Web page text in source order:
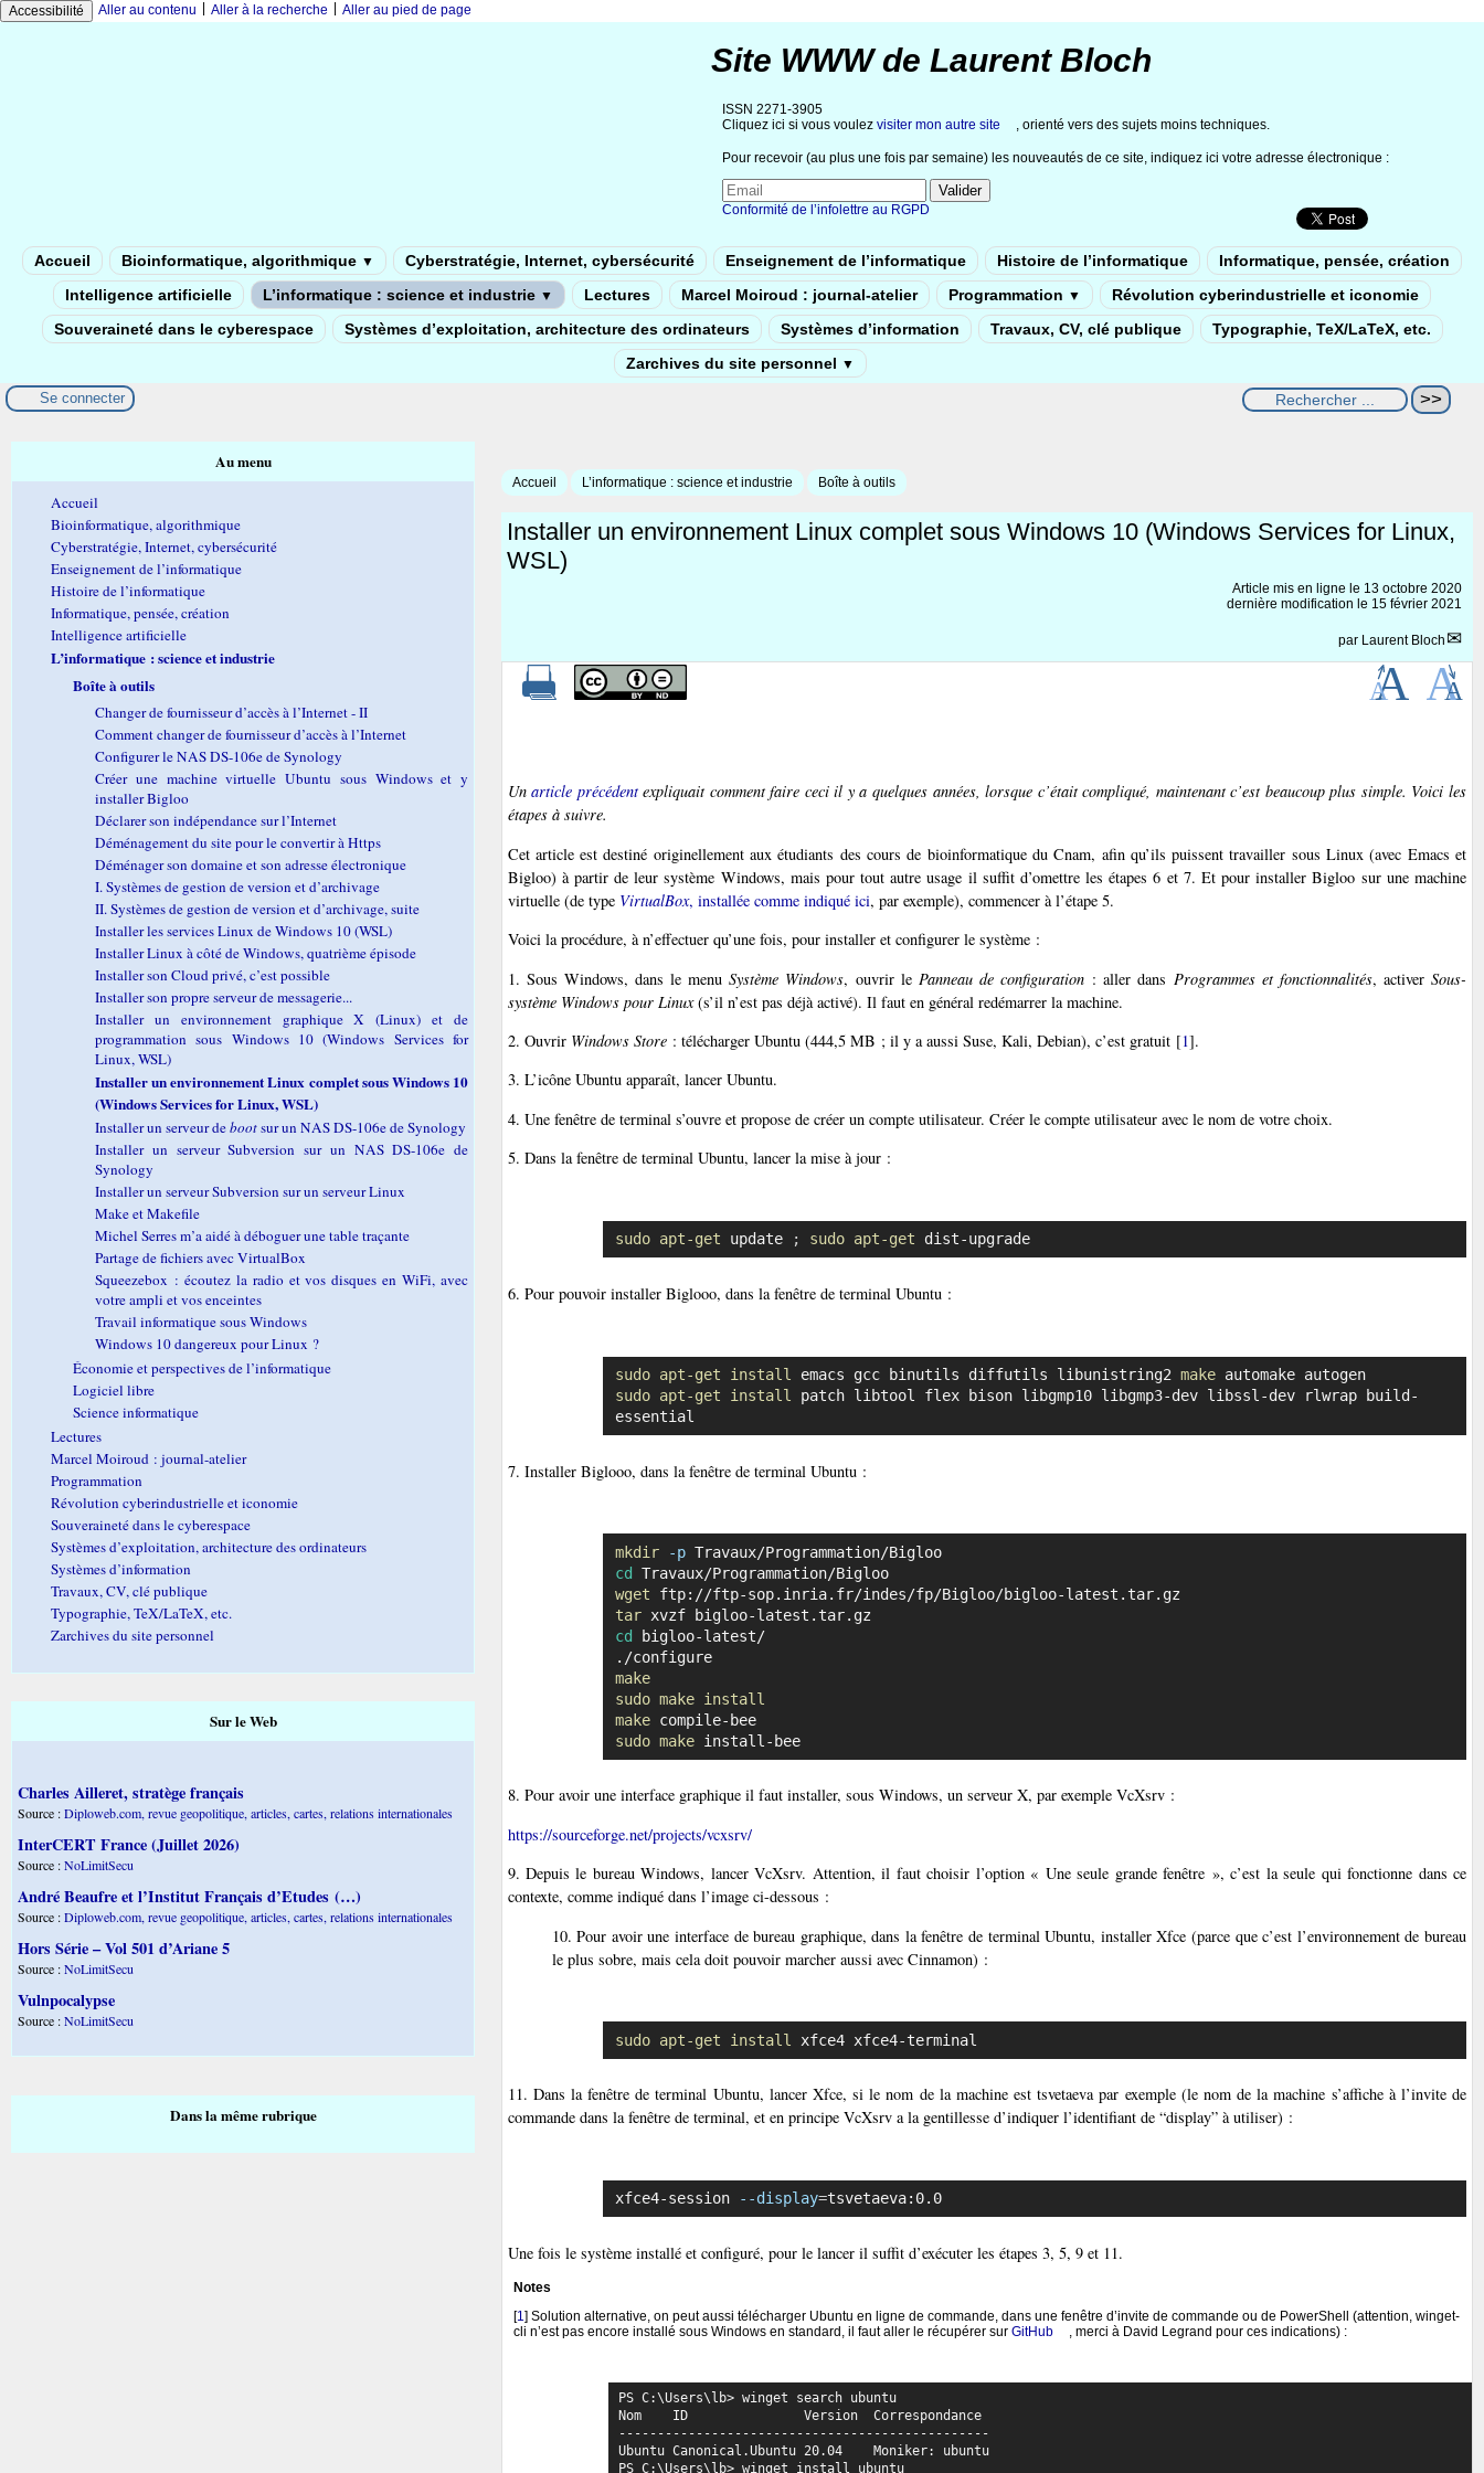
Accessibilité Aller au contenu Aller à la recherche Aller au pied de page
Site WWW de Laurent Bloch
ISSN 2271-3905
Cliquez ici si vous voulez visiter mon autre site , orienté vers des sujets moins techniques.
Pour recevoir (au plus une fois par semaine) les nouveautés de ce site, indiquez ici votre adresse électronique :
Conformité de l’infolettre au RGPD
Accueil Bioinformatique, algorithmique ▼ Cyberstratégie, Internet, cybersécurité Enseignement de l’informatique Histoire de l’informatique
Informatique, pensée, création
Intelligence artificielle
L’informatique : science et industrie ▼ Lectures Marcel Moiroud : journal-atelier Programmation ▼
Révolution cyberindustrielle et iconomie
Souveraineté dans le cyberespace
Systèmes d’exploitation, architecture des ordinateurs Systèmes d’information Travaux, CV, clé publique
Typographie, TeX/LaTeX, etc.
Zarchives du site personnel ▼
Se connecter
Accueil L’informatique : science et industrie Boîte à outils
Installer un environnement Linux complet sous Windows 10 (Windows Services for Linux,
WSL)
Article mis en ligne le 13 octobre 2020
dernière modification le 15 février 2021
par Laurent Bloch
Unarticle précédentexpliquait comment faire ceci il y a quelques années, lorsque c’était compliqué, maintenant c’est beaucoup plus simple. Voici les
étapes à suivre.
Cet article est destiné originellement aux étudiants des cours de bioinformatique du Cnam, afin qu’ils puissent travailler sous Linux (avec Emacs et
Bigloo) à partir de leur système Windows, mais pour tout autre usage il suffit d’omettre les étapes 6 et 7. Et pour installer Bigloo sur une machine
virtuelle (de type VirtualBox, installée comme indiqué ici, par exemple), commencer à l’étape 5.
Voici la procédure, à n’effectuer qu’une fois, pour installer et configurer le système :
1. Sous Windows, dans le menuSystème Windows, ouvrir le Panneau de configuration : aller dans Programmes et fonctionnalités, activerSous-
système Windows pour Linux(s’il n’est pas déjà activé). Il faut en général redémarrer la machine.
2. Ouvrir Windows Store: télécharger Ubuntu (444,5 MB ; il y a aussi Suse, Kali, Debian), c’est gratuit[1].
3. L’icône Ubuntu apparaît, lancer Ubuntu.
4. Une fenêtre de terminal s’ouvre et propose de créer un compte utilisateur. Créer le compte utilisateur avec le nom de votre choix.
5. Dans la fenêtre de terminal Ubuntu, lancer la mise à jour :
sudo apt-get update ; sudo apt-get dist-upgrade
6. Pour pouvoir installer Biglooo, dans la fenêtre de terminal Ubuntu :
sudo apt-get install emacs gcc binutils diffutils libunistring2 make
automake autogen
sudo apt-get install
patch libtool flex bison libgmp10 libgmp3-dev libssl-dev rlwrap build-
essential
7. Installer Biglooo, dans la fenêtre de terminal Ubuntu :
mkdir -p
Travaux/Programmation/Bigloo
cd
Travaux/Programmation/Bigloo
wget
tar
cd bigloo-latest/
make
sudo make install
make
compile-bee
sudo make install-bee
8. Pour avoir une interface graphique il faut installer, sous Windows, un serveur X, par exemple VcXsrv :
https://sourceforge.net/projects/vcxsrv/
9. Depuis le bureau Windows, lancer VcXsrv. Attention, il faut choisir l’option « Une seule grande fenêtre », c’est la seule qui fonctionne dans ce
contexte, comme indiqué dans l’image ci-dessous :
10. Pour avoir une interface de bureau graphique, dans la fenêtre de terminal Ubuntu, installer Xfce (parce que c’est l’environnement de bureau
le plus sobre, mais cela doit pouvoir marcher aussi avec Cinnamon) :
sudo apt-get install xfce4 xfce4-terminal
11. Dans la fenêtre de terminal Ubuntu, lancer Xfce, si le nom de la machine est tsvetaeva par exemple (le nom de la machine s’affiche à l’invite de
commande dans la fenêtre de terminal, et en principe VcXsrv a la gentillesse d’indiquer l’identifiant de “display” à utiliser) :
xfce4-session --display=tsvetaeva:0.0
Une fois le système installé et configuré, pour le lancer il suffit d’exécuter les étapes 3, 5, 9 et 11.
Notes
[1] Solution alternative, on peut aussi télécharger Ubuntu en ligne de commande, dans une fenêtre d’invite de commande ou de PowerShell (attention, winget-
cli n’est pas encore installé sous Windows en standard, il faut aller le récupérer sur GitHub , merci à David Legrand pour ces indications) :
PS C:\Users\lb> winget search ubuntu
Nom    ID               Version  Correspondance
------------------------------------------------
Ubuntu Canonical.Ubuntu 20.04    Moniker: ubuntu
PS C:\Users\lb> winget install ubuntu
Au menu
Accueil
Bioinformatique, algorithmique
Cyberstratégie, Internet, cybersécurité
Enseignement de l’informatique
Histoire de l’informatique
Informatique, pensée, création
Intelligence artificielle
L’informatique : science et industrie
Boîte à outils
Changer de fournisseur d’accès à l’Internet - II
Comment changer de fournisseur d’accès à l’Internet
Configurer le NAS DS-106e de Synology
Créer une machine virtuelle Ubuntu sous Windows et y
installer Bigloo
Déclarer son indépendance sur l’Internet
Déménagement du site pour le convertir à Https
Déménager son domaine et son adresse électronique
I. Systèmes de gestion de version et d’archivage
II. Systèmes de gestion de version et d’archivage, suite
Installer les services Linux de Windows 10 (WSL)
Installer Linux à côté de Windows, quatrième épisode
Installer son Cloud privé, c’est possible
Installer son propre serveur de messagerie...
Installer un environnement graphique X (Linux) et de
programmation sous Windows 10 (Windows Services for
Linux, WSL)
Installer un environnement Linux complet sous Windows 10
(Windows Services for Linux, WSL)
Installer un serveur debootsur un NAS DS-106e de Synology
Installer un serveur Subversion sur un NAS DS-106e de
Synology
Installer un serveur Subversion sur un serveur Linux
Make et Makefile
Michel Serres m’a aidé à déboguer une table traçante
Partage de fichiers avec VirtualBox
Squeezebox : écoutez la radio et vos disques en WiFi, avec
votre ampli et vos enceintes
Travail informatique sous Windows
Windows 10 dangereux pour Linux ?
Économie et perspectives de l’informatique
Logiciel libre
Science informatique
Lectures
Marcel Moiroud : journal-atelier
Programmation
Révolution cyberindustrielle et iconomie
Souveraineté dans le cyberespace
Systèmes d’exploitation, architecture des ordinateurs
Systèmes d’information
Travaux, CV, clé publique
Typographie, TeX/LaTeX, etc.
Zarchives du site personnel
Sur le Web
Charles Ailleret, stratège français
Source :Diploweb.com, revue geopolitique, articles, cartes, relations internationales
InterCERT France (Juillet 2026)
Source :NoLimitSecu
André Beaufre et l’Institut Français d’Etudes (…)
Source :Diploweb.com, revue geopolitique, articles, cartes, relations internationales
Hors Série – Vol 501 d’Ariane 5
Source :NoLimitSecu
Vulnpocalypse
Source :NoLimitSecu
Dans la même rubrique